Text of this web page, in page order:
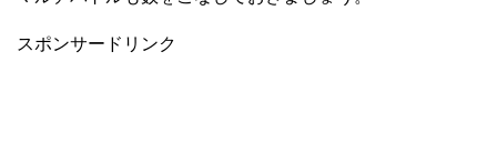
スポンサードリンク